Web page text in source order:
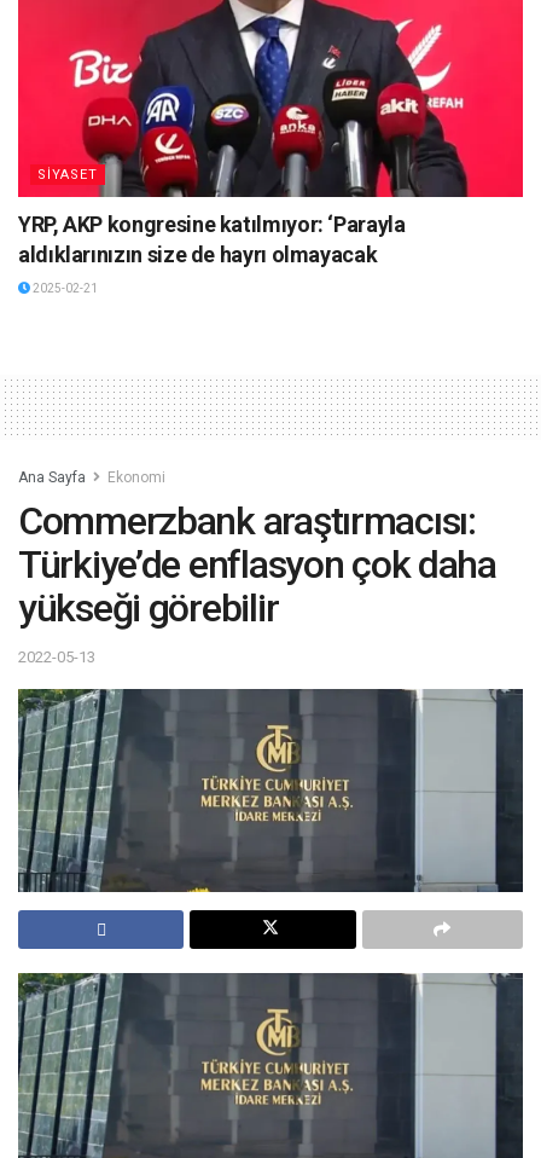
SİYASET
YRP, AKP kongresine katılmıyor: ‘Parayla
aldıklarınızın size de hayrı olmayacak
2025-02-21
Ana Sayfa Ekonomi
Commerzbank araştırmacısı:
Türkiye’de enflasyon çok daha
yükseği görebilir
2022-05-13